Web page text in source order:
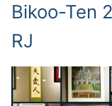
Bikoo-Ten
RJ